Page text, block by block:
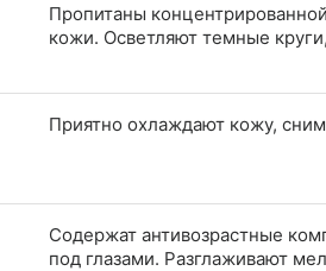
Пропитаны
кожи. Осветляют темные
Приятно охлаждают кожу,
Содержат антивозрастные
под глазами. Разглаживают